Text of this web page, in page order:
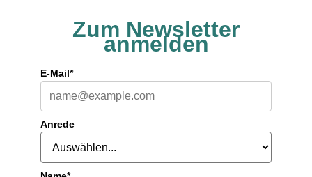
Zum Newsletter
anmelden
E-Mail*
Anrede